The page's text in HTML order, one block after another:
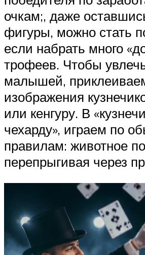
очкам;, даже
фигуры, можно стать
если набрать много
трофеев. Чтобы
малышей,
изображения
или кенгуру. В
чехарду», играем по
правилам: животное
перепрыгивая через